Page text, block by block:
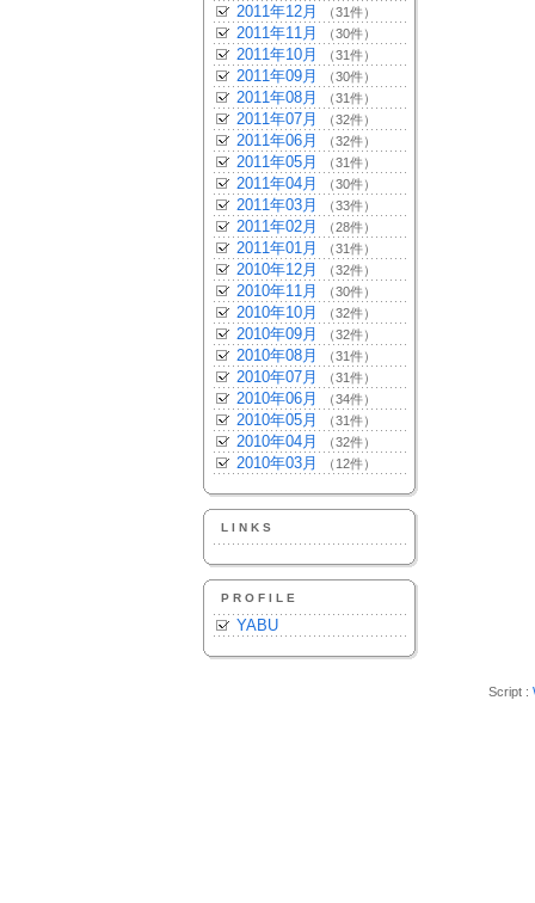
2011年12月 （31件）
2011年11月 （30件）
2011年10月 （31件）
2011年09月 （30件）
2011年08月 （31件）
2011年07月 （32件）
2011年06月 （32件）
2011年05月 （31件）
2011年04月 （30件）
2011年03月 （33件）
2011年02月 （28件）
2011年01月 （31件）
2010年12月 （32件）
2010年11月 （30件）
2010年10月 （32件）
2010年09月 （32件）
2010年08月 （31件）
2010年07月 （31件）
2010年06月 （34件）
2010年05月 （31件）
2010年04月 （32件）
2010年03月 （12件）
LINKS
PROFILE
YABU
Script :